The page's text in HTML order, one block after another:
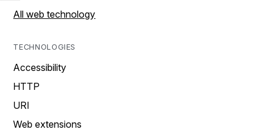
All web technology
TECHNOLOGIES
Accessibility
HTTP
URI
Web extensions